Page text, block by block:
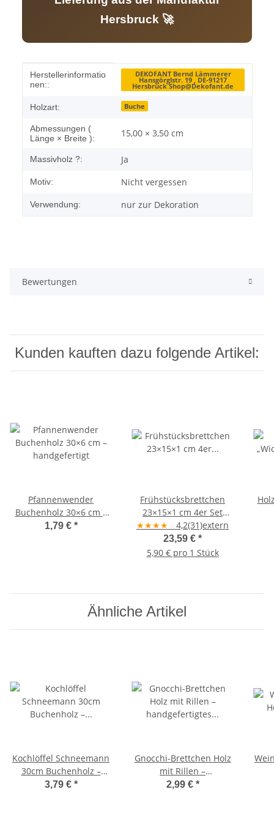
Hersbruck 🚀
Produkteigenschaft
Wert
Herstellerinformatio
nen::
DEKOFANT Bernd Lämmerer
Hansgörglstr. 19 , DE-91217
Hersbruck Shop@Dekofant.de
Holzart: Buche
Abmessungen (
Länge × Breite ):
15,00 × 3,50 cm
Massivholz ?: Ja
Motiv: Nicht vergessen
Verwendung: nur zur Dekoration
Bewertungen
Kunden kauften dazu folgende Artikel:
Pfannenwender
Buchenholz 30×6 cm –
handgefertigt
1,79 € *
Frühstücksbrettchen
23×15×1 cm 4er Set
abgerundet Ahornholz –
naturbelassen
★★★★ 4,2(31)extern
23,59 € *
5,90 € pro 1 Stück
Ähnliche Artikel
Kochlöffel Schneemann
30cm Buchenholz –
Lasergravur
3,79 € *
Gnocchi-Brettchen Holz
mit Rillen –
handgefertigtes
2,99 € *